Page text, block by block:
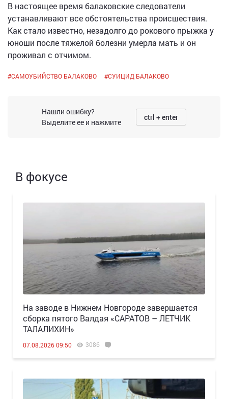
В настоящее время балаковские следователи
устанавливают все обстоятельства происшествия.
Как стало известно, незадолго до рокового прыжка у
юноши после тяжелой болезни умерла мать и он
проживал с отчимом.
#САМОУБИЙСТВО БАЛАКОВО #СУИЦИД БАЛАКОВО
Нашли ошибку?
Выделите ее и нажмите
ctrl + enter
В фокусе
Н️а заводе в Нижнем Новгороде завершается
сборка пятого Валдая «САРАТОВ – ЛЕТЧИК
ТАЛАЛИХИН»
07.08.2026 09:50 3086